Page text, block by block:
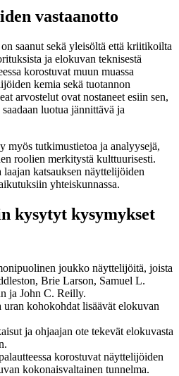
vastaanotto
saanut sekä yleisöltä että kriitikoilta
ja elokuvan teknisestä
korostuvat muun muassa
kemia sekä tuotannon
arvostelut ovat nostaneet esiin sen,
luotua jännittävä ja
myös tutkimustietoa ja analyysejä,
roolien merkitystä kulttuurisesti.
katsauksen näyttelijöiden
yhteiskunnassa.
kysytyt kysymykset
joukko näyttelijöitä, joista
Brie Larson, Samuel L.
ja John C. Reilly.
kohokohdat lisäävät elokuvan
ja ohjaajan ote tekevät elokuvasta
korostuvat näyttelijöiden
kokonaisvaltainen tunnelma.